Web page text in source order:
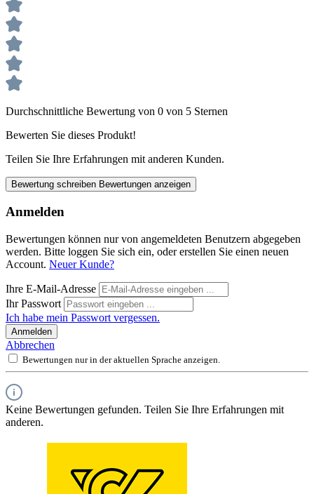
Durchschnittliche Bewertung von 0 von 5 Sternen
Bewerten Sie dieses Produkt!
Teilen Sie Ihre Erfahrungen mit anderen Kunden.
Bewertung schreiben Bewertungen anzeigen
Anmelden
Bewertungen können nur von angemeldeten Benutzern abgegeben
werden. Bitte loggen Sie sich ein, oder erstellen Sie einen neuen
Account. Neuer Kunde?
Ihre E-Mail-Adresse
Ihr Passwort
Ich habe mein Passwort vergessen.
Anmelden
Abbrechen
Bewertungen nur in der aktuellen Sprache anzeigen.
Keine Bewertungen gefunden. Teilen Sie Ihre Erfahrungen mit
anderen.